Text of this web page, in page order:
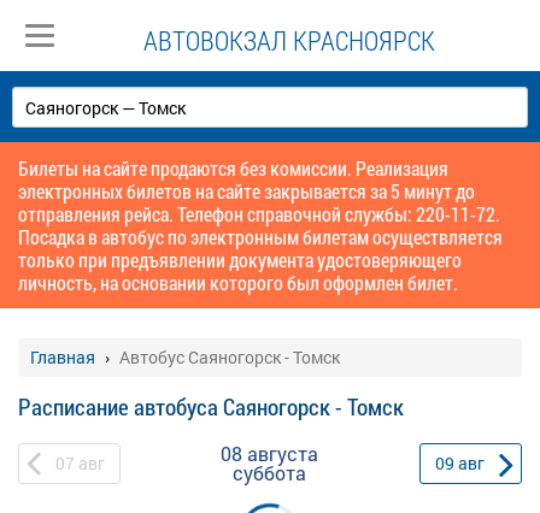
АВТОВОКЗАЛ КРАСНОЯРСК
Билеты на сайте продаются без комиссии. Реализация
электронных билетов на сайте закрывается за 5 минут до
отправления рейса. Телефон справочной службы: 220-11-72.
Посадка в автобус по электронным билетам осуществляется
только при предъявлении документа удостоверяющего
личность, на основании которого был оформлен билет.
Главная Автобус Саяногорск - Томск
Расписание автобуса Саяногорск - Томск
07 авг 08 августа
суббота 09 авг